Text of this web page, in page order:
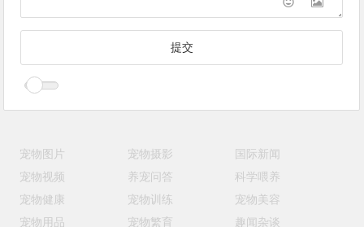
宠物图片 宠物摄影
国际新闻
宠物视频
养宠问答
科学喂养
宠物健康
宠物训练
宠物美容
宠物用品
宠物繁育 趣闻杂谈